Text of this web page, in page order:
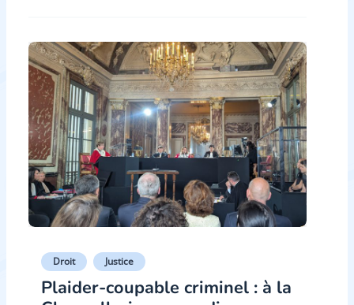
Droit Justice
Plaider-coupable criminel : à la